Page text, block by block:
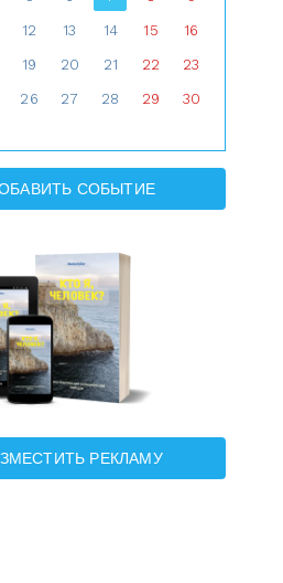
12 13 14 15 16
19 20 21 22 23
26 27 28 29 30
СОБЫТИЕ
РЕКЛАМУ